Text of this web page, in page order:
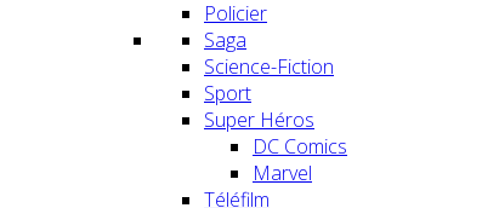
Policier
Saga
Science-Fiction
Sport
Super Héros
DC Comics
Marvel
Téléfilm